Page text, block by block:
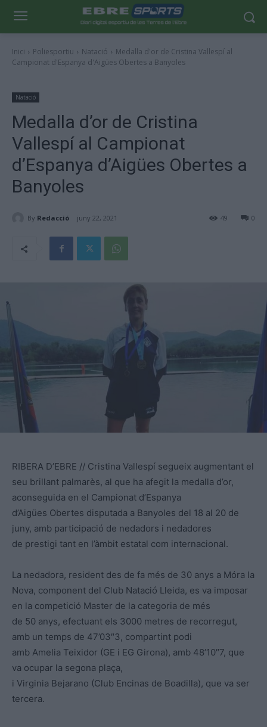
Inici Poliesportiu Natació
Medalla d'or de Cristina Vallespí al
Campionat d'Espanya d'Aigües Obertes a Banyoles
Natació
Medalla d’or de Cristina
Vallespí al Campionat
d’Espanya d’Aigües Obertes a
Banyoles
By Redacció juny 22, 2021 0
49
RIBERA D’EBRE // Cristina Vallespí segueix augmentant el
seu brillant palmarès, al que ha afegit la medalla d’or,
aconseguida en el Campionat d’Espanya
d’Aigües Obertes disputada a Banyoles del 18 al 20 de
juny, amb participació de nedadors i nedadores
de prestigi tant en l’àmbit estatal com internacional.
La nedadora, resident des de fa més de 30 anys a Móra la
Nova, component del Club Natació Lleida, es va imposar
en la competició Master de la categoria de més
de 50 anys, efectuant els 3000 metres de recorregut,
amb un temps de 47’03″3, compartint podi
amb Amelia Teixidor (GE i EG Girona), amb 48’10″7, que
va ocupar la segona plaça,
i Virginia Bejarano (Club Encinas de Boadilla), que va ser
tercera.